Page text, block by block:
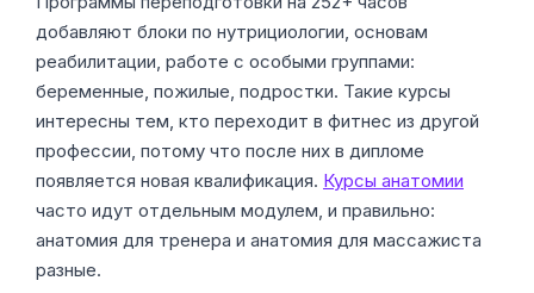
добавляют блоки по нутрициологии, основам
реабилитации, работе с особыми группами:
беременные, пожилые, подростки. Такие курсы
интересны тем, кто переходит в фитнес из другой
профессии, потому что после них в дипломе
появляется новая квалификация. Курсы анатомии
часто идут отдельным модулем, и правильно:
анатомия для тренера и анатомия для массажиста
разные.